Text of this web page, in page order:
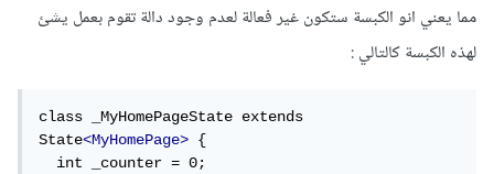
مما يعني انو الكبسة ستكون غير فعالة لعدم وجود دالة تقوم بعمل يشئ
لهذه الكبسة كالتالي :
class _MyHomePageState extends
State<MyHomePage> {
  int _counter = 0;